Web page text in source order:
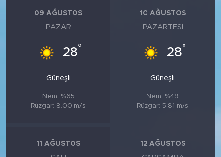
09 AĞUSTOS
PAZAR
28°
Güneşli
Nem: %65
Rüzgar: 8.00 m/s
10 AĞUSTOS
PAZARTESI
28°
Güneşli
Nem: %49
Rüzgar: 5.81 m/s
11 AĞUSTOS 12 AĞUSTOS